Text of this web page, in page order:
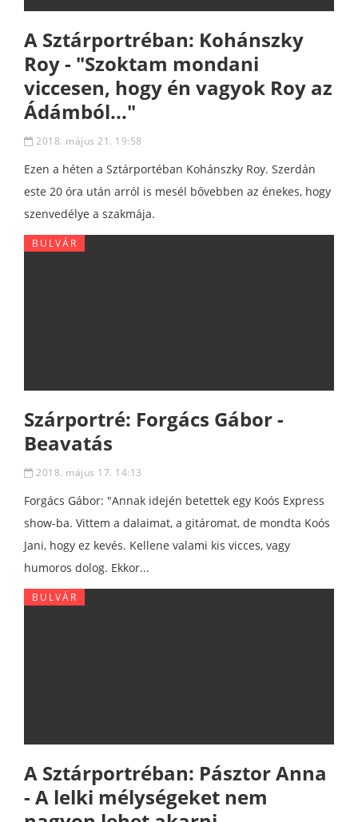
A Sztárportréban: Kohánszky
Roy - "Szoktam mondani
viccesen, hogy én vagyok Roy az
Ádámból..."
2018. május 21. 19:58
Ezen a héten a Sztárportéban Kohánszky Roy. Szerdán
este 20 óra után arról is mesél bővebben az énekes, hogy
szenvedélye a szakmája.
BULVÁR
Szárportré: Forgács Gábor -
Beavatás
2018. május 17. 14:13
Forgács Gábor: "Annak idején betettek egy Koós Express
show-ba. Vittem a dalaimat, a gitáromat, de mondta Koós
Jani, hogy ez kevés. Kellene valami kis vicces, vagy
humoros dolog. Ekkor...
BULVÁR
A Sztárportréban: Pásztor Anna
- A lelki mélységeket nem